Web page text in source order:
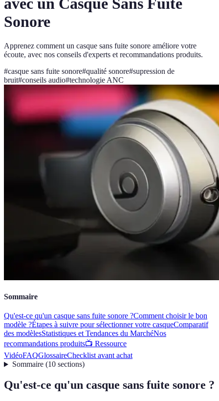
avec un Casque Sans Fuite
Sonore
Apprenez comment un casque sans fuite sonore améliore votre
écoute, avec nos conseils d'experts et recommandations produits.
#casque sans fuite sonore#qualité sonore#supression de
bruit#conseils audio#technologie ANC
Sommaire
Qu'est-ce qu'un casque sans fuite sonore ?Comment choisir le bon
modèle ?Étapes à suivre pour sélectionner votre casqueComparatif
des modèlesStatistiques et Tendances du MarchéNos
recommandations produits📺 Ressource
VidéoFAQGlossaireChecklist avant achat
Sommaire(10 sections)
Qu'est-ce qu'un casque sans fuite sonore ?